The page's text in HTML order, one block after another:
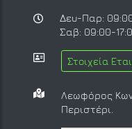
Δευ-Παρ:
Σαβ: 09:00-
Στοιχεία
Λεωφόρος
Περιστέρι.